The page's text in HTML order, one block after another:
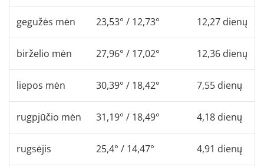
gegužės mėn 23,53° / 12,73° 12,27 dienų
birželio mėn 27,96° / 17,02° 12,36 dienų
liepos mėn 30,39° / 18,42° 7,55 dienų
rugpjūčio mėn 31,19° / 18,49° 4,18 dienų
rugsėjis 25,4° / 14,47° 4,91 dienų